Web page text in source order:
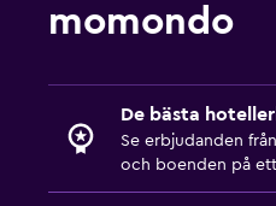
momondo
De bästa
Se erbjudanden
och boenden på